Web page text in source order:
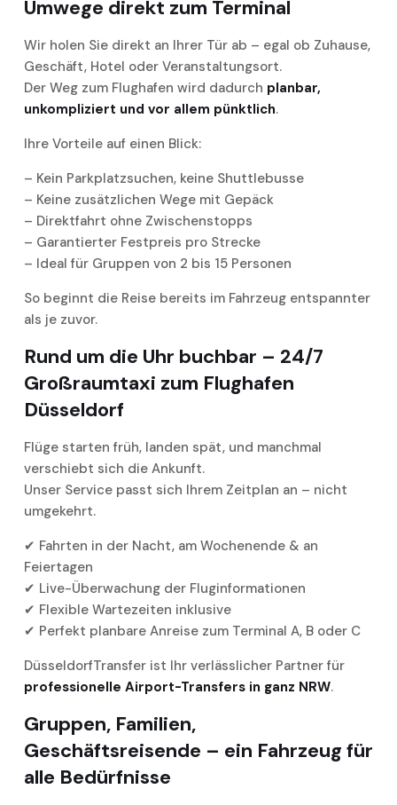
Umwege direkt zum Terminal
Wir holen Sie direkt an Ihrer Tür ab – egal ob Zuhause,
Geschäft, Hotel oder Veranstaltungsort.
Der Weg zum Flughafen wird dadurch planbar,
unkompliziert und vor allem pünktlich.
Ihre Vorteile auf einen Blick:
– Kein Parkplatzsuchen, keine Shuttlebusse
– Keine zusätzlichen Wege mit Gepäck
– Direktfahrt ohne Zwischenstopps
– Garantierter Festpreis pro Strecke
– Ideal für Gruppen von 2 bis 15 Personen
So beginnt die Reise bereits im Fahrzeug entspannter
als je zuvor.
Rund um die Uhr buchbar – 24/7
Großraumtaxi zum Flughafen
Düsseldorf
Flüge starten früh, landen spät, und manchmal
verschiebt sich die Ankunft.
Unser Service passt sich Ihrem Zeitplan an – nicht
umgekehrt.
✔ Fahrten in der Nacht, am Wochenende & an
Feiertagen
✔ Live-Überwachung der Fluginformationen
✔ Flexible Wartezeiten inklusive
✔ Perfekt planbare Anreise zum Terminal A, B oder C
DüsseldorfTransfer ist Ihr verlässlicher Partner für
professionelle Airport-Transfers in ganz NRW.
Gruppen, Familien,
Geschäftsreisende – ein Fahrzeug für
alle Bedürfnisse